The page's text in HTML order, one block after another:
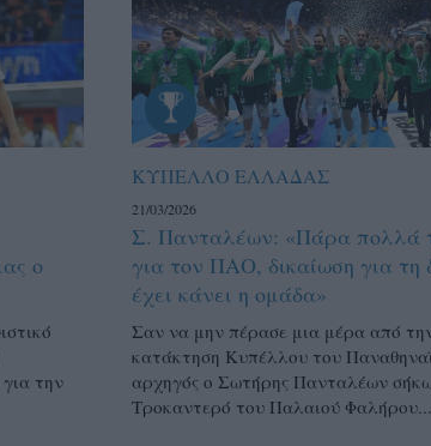
ο
την
ΚΥΠΕΛΛΟ ΕΛΛΑΔΑΣ
21/03/2026
Σ. Πανταλέων: «Πάρα πολλά
για τον ΠΑΟ, δικαίωση για τη
έχει κάνει η ομάδα»
Σαν να μην πέρασε μια μέρα από
κατάκτηση Κυπέλλου του
αρχηγός ο Σωτήρης Πανταλέων
Τροκαντερό του Παλαιού Φαλήρου...